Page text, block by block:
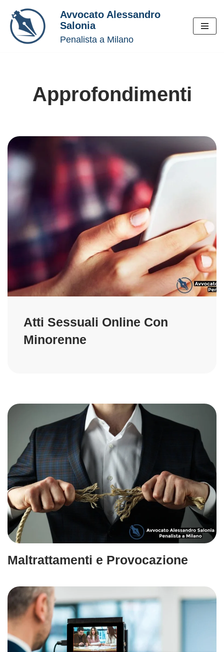
Vai
al
Avvocato Alessandro
Salonia
Penalista a Milano
Approfondimenti
Atti Sessuali Online Con
Minorenne
Maltrattamenti e Provocazione